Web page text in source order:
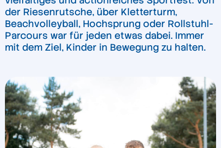
der Riesenrutsche, über Kletterturm,
Beachvolleyball, Hochsprung oder Rollstuhl-
Parcours war für jeden etwas dabei. Immer
mit dem Ziel, Kinder in Bewegung zu halten.